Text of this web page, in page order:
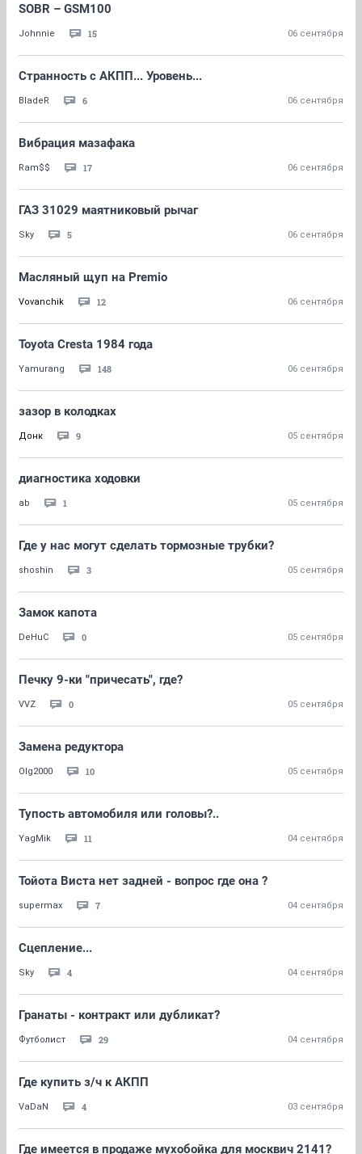
SOBR – GSM100
Johnnie 15 06 сентября
Странность с АКПП... Уровень...
BladeR 6 06 сентября
Вибрация мазафака
Ram$$ 17 06 сентября
ГАЗ 31029 маятниковый рычаг
Sky 5 06 сентября
Масляный щуп на Premio
Vovanchik 12 06 сентября
Toyota Cresta 1984 года
Yamurang 148 06 сентября
зазор в колодках
Донк 9 05 сентября
диагностика ходовки
ab 1 05 сентября
Где у нас могут сделать тормозные трубки?
shoshin 3 05 сентября
Замок капота
DeHuC 0 05 сентября
Печку 9-ки "причесать", где?
VVZ 0 05 сентября
Замена редуктора
Olg2000 10 05 сентября
Тупость автомобиля или головы?..
YagMik 11 04 сентября
Тойота Виста нет задней - вопрос где она ?
supermax 7 04 сентября
Сцепление...
Sky 4 04 сентября
Гранаты - контракт или дубликат?
Футболист 29 04 сентября
Где купить з/ч к АКПП
VaDaN 4 03 сентября
Где имеется в продаже мухобойка для москвич 2141?